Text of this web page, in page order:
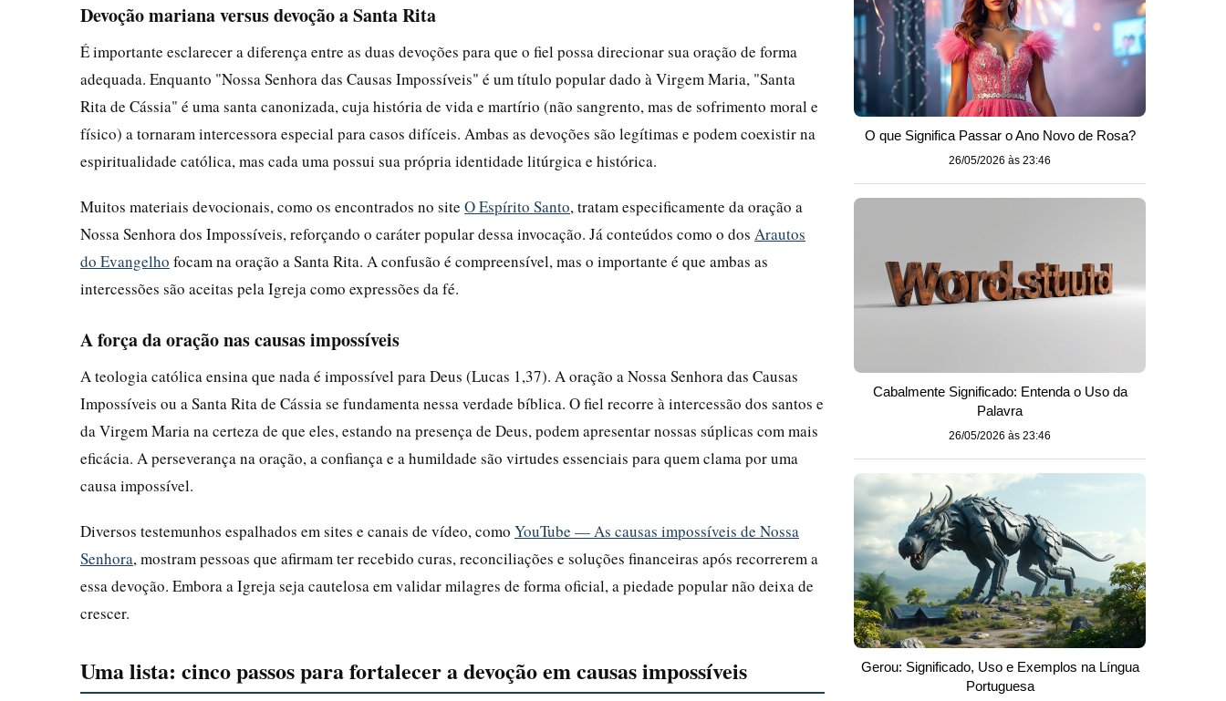
Devoção mariana versus devoção a Santa Rita
É importante esclarecer a diferença entre as duas devoções para que o fiel possa direcionar sua oração de forma
adequada. Enquanto "Nossa Senhora das Causas Impossíveis" é um título popular dado à Virgem Maria, "Santa
Rita de Cássia" é uma santa canonizada, cuja história de vida e martírio (não sangrento, mas de sofrimento moral e
físico) a tornaram intercessora especial para casos difíceis. Ambas as devoções são legítimas e podem coexistir na
espiritualidade católica, mas cada uma possui sua própria identidade litúrgica e histórica.
Muitos materiais devocionais, como os encontrados no site O Espírito Santo, tratam especificamente da oração a
Nossa Senhora dos Impossíveis, reforçando o caráter popular dessa invocação. Já conteúdos como o dos Arautos
do Evangelho focam na oração a Santa Rita. A confusão é compreensível, mas o importante é que ambas as
intercessões são aceitas pela Igreja como expressões da fé.
A força da oração nas causas impossíveis
A teologia católica ensina que nada é impossível para Deus (Lucas 1,37). A oração a Nossa Senhora das Causas
Impossíveis ou a Santa Rita de Cássia se fundamenta nessa verdade bíblica. O fiel recorre à intercessão dos santos e
da Virgem Maria na certeza de que eles, estando na presença de Deus, podem apresentar nossas súplicas com mais
eficácia. A perseverança na oração, a confiança e a humildade são virtudes essenciais para quem clama por uma
causa impossível.
Diversos testemunhos espalhados em sites e canais de vídeo, como YouTube — As causas impossíveis de Nossa
Senhora, mostram pessoas que afirmam ter recebido curas, reconciliações e soluções financeiras após recorrerem a
essa devoção. Embora a Igreja seja cautelosa em validar milagres de forma oficial, a piedade popular não deixa de
crescer.
Uma lista: cinco passos para fortalecer a devoção em causas impossíveis
O que Significa Passar o Ano Novo de Rosa?
26/05/2026 às 23:46
Cabalmente Significado: Entenda o Uso da
Palavra
26/05/2026 às 23:46
Gerou: Significado, Uso e Exemplos na Língua
Portuguesa